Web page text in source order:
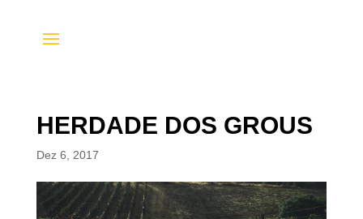
HERDADE DOS GROUS
Dez 6, 2017